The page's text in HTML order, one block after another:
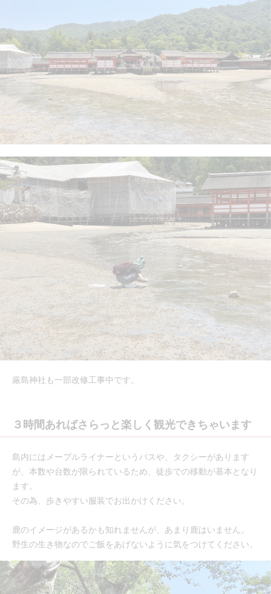
厳島神社も一部改修工事中です。
３時間あればさらっと楽しく観光できちゃいます
島内にはメープルライナーというバスや、タクシーがあります
が、本数や台数が限られているため、徒歩での移動が基本となり
ます。
その為、歩きやすい服装でお出かけください。
鹿のイメージがあるかも知れませんが、あまり鹿はいません。
野生の生き物なのでご飯をあげないように気をつけてください。